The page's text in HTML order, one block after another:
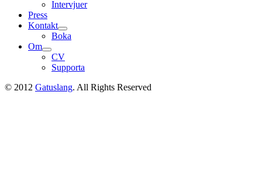
Intervjuer
Press
Kontakt
expand
child
Boka
Om
expand
child
menu
CV
Supporta
© 2012 Gatuslang. All Rights Reserved